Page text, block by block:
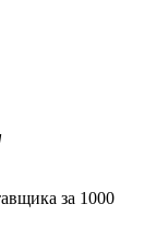
за 1000